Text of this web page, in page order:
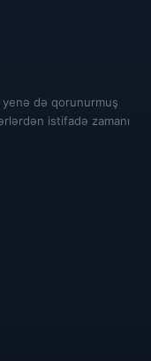
də qorunurmuş
istifadə zamanı